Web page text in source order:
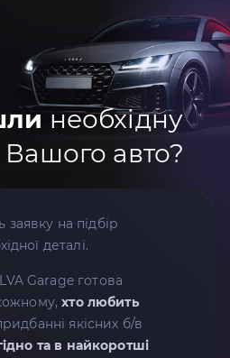
необхідну
авто?
заявку на підбір
деталі.
Garage готова
хто любить
якісних б/в
та в найкоротші